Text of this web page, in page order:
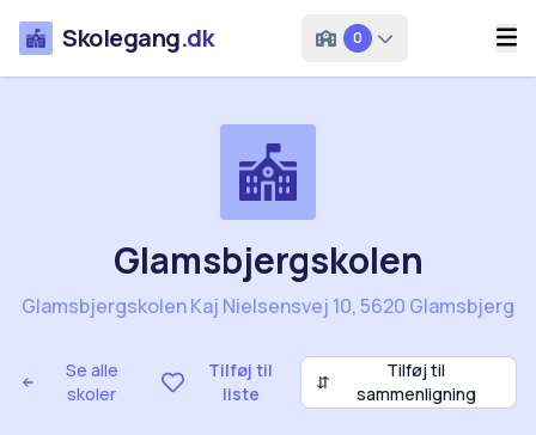
Skolegang.dk 0
Se alle
skoler
Tilføj til
liste
⇵
Tilføj til
sammenligning
Glamsbjergskolen
Glamsbjergskolen Kaj Nielsensvej 10, 5620 Glamsbjerg